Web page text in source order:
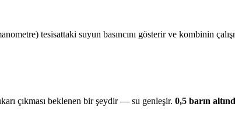
tesisattaki suyun basıncını gösterir ve kombinin
çıkması beklenen bir şeydir — su genleşir. 0,5 barın